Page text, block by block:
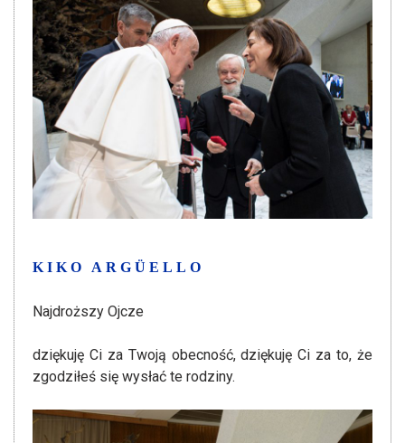
KIKO ARGÜELLO
Najdroższy Ojcze
dziękuję Ci za Twoją obecność, dziękuję Ci za to, że
zgodziłeś się wysłać te rodziny.